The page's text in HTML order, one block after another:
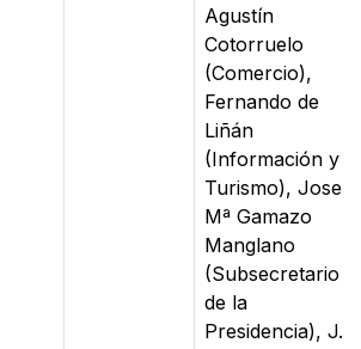
Agustín
Cotorruelo
(Comercio),
Fernando de
Liñán
(Información y
Turismo), Jose
Mª Gamazo
Manglano
(Subsecretario
de la
Presidencia), J.